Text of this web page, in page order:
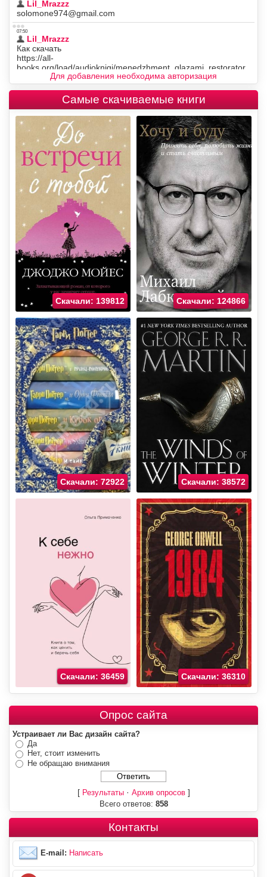
Для добавления необходима авторизация
Самые скачиваемые книги
Скачали: 139812 Скачали: 124866
Скачали: 72922 Скачали: 38572
Скачали: 36459 Скачали: 36310
Опрос сайта
Устраивает ли Вас дизайн сайта?
Да
Нет, стоит изменить
Не обращаю внимания
[ Результаты· Архив опросов]
Всего ответов: 858
Контакты
E-mail: Написать